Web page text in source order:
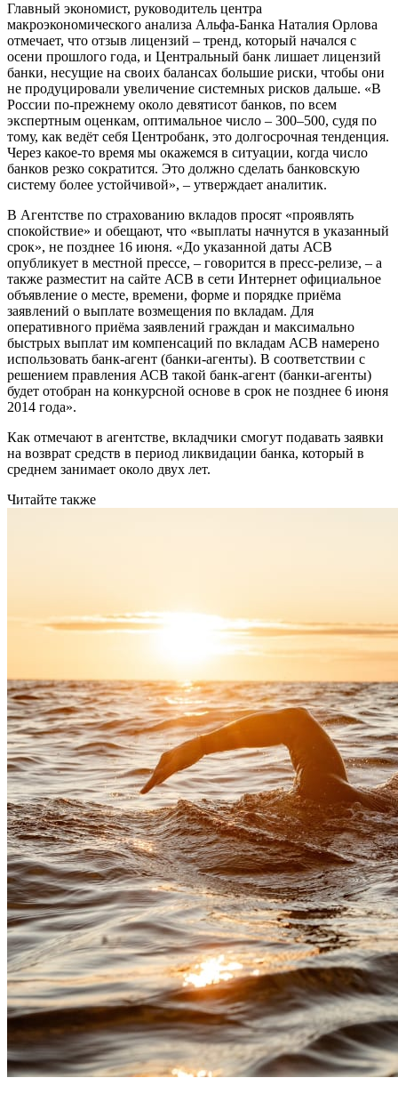
Главный экономист, руководитель центра
макроэкономического анализа Альфа-Банка Наталия Орлова
отмечает, что отзыв лицензий – тренд, который начался с
осени прошлого года, и Центральный банк лишает лицензий
банки, несущие на своих балансах большие риски, чтобы они
не продуцировали увеличение системных рисков дальше. «В
России по-прежнему около девятисот банков, по всем
экспертным оценкам, оптимальное число – 300–500, судя по
тому, как ведёт себя Центробанк, это долгосрочная тенденция.
Через какое-то время мы окажемся в ситуации, когда число
банков резко сократится. Это должно сделать банковскую
систему более устойчивой», – утверждает аналитик.
В Агентстве по страхованию вкладов просят «проявлять
спокойствие» и обещают, что «выплаты начнутся в указанный
срок», не позднее 16 июня. «До указанной даты АСВ
опубликует в местной прессе, – говорится в пресс-релизе, – а
также разместит на сайте АСВ в сети Интернет официальное
объявление о месте, времени, форме и порядке приёма
заявлений о выплате возмещения по вкладам. Для
оперативного приёма заявлений граждан и максимально
быстрых выплат им компенсаций по вкладам АСВ намерено
использовать банк-агент (банки-агенты). В соответствии с
решением правления АСВ такой банк-агент (банки-агенты)
будет отобран на конкурсной основе в срок не позднее 6 июня
2014 года».
Как отмечают в агентстве, вкладчики смогут подавать заявки
на возврат средств в период ликвидации банка, который в
среднем занимает около двух лет.
Читайте также